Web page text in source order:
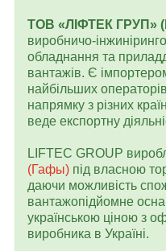
ТОВ «ЛІФТЕК ГРУП»
виробничо-
обладнання та
вантажів. Є
найбільших
напрямку з різних
веде експортну
LIFTEC GROUP
(Гафы) під власною
даючи можливість
вантажопідйомне
українською ціною з
виробника в Україні.